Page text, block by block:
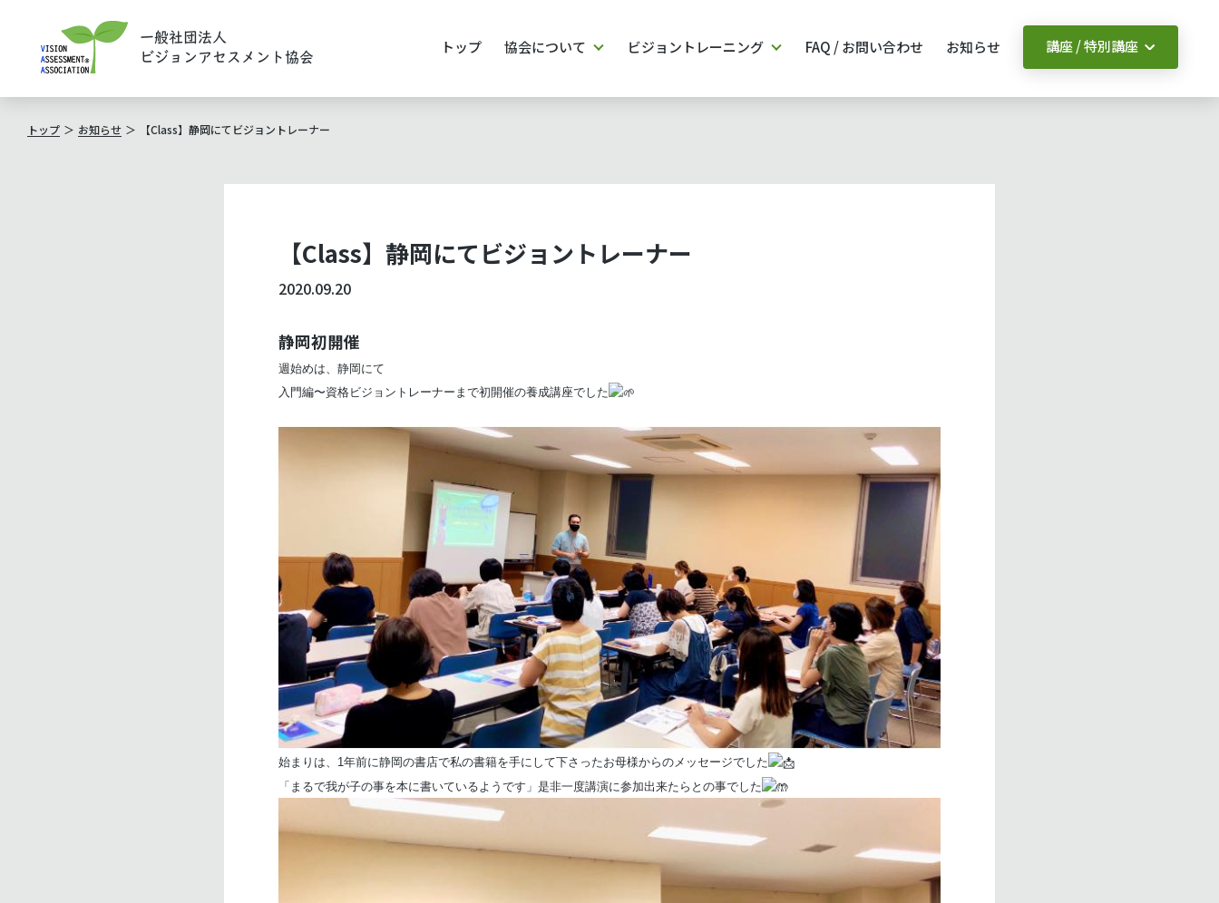
一般社団法人
ビジョンアセスメント協会
トップ 協会について ビジョントレーニング FAQ / お問い合わせ お知らせ 講座 / 特別講座
トップ お知らせ 【Class】静岡にてビジョントレーナー
【Class】静岡にてビジョントレーナー
2020.09.20
静岡初開催
週始めは、静岡にて
入門編〜資格ビジョントレーナーまで初開催の養成講座でした
始まりは、1年前に静岡の書店で私の書籍を手に して下さったお母様からのメッセージでした
「まるで我が子の事を本に書いているようです」 是非一度講演に参加出来たらとの事でした